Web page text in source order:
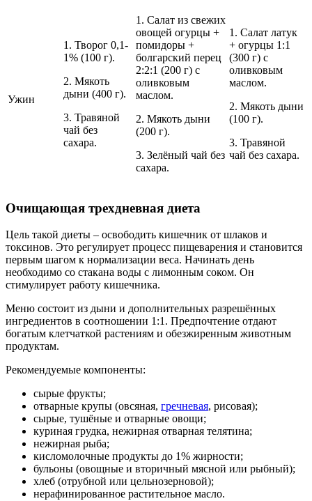
Ужин
1. Творог 0,1-
1% (100 г).
2. Мякоть
дыни (400 г).
3. Травяной
чай без
сахара.
1. Салат из свежих
овощей огурцы +
помидоры +
болгарский перец
2:2:1 (200 г) с
оливковым
маслом.
2. Мякоть дыни
(200 г).
3. Зелёный чай без
сахара.
1. Салат латук
+ огурцы 1:1
(300 г) с
оливковым
маслом.
2. Мякоть дыни
(100 г).
3. Травяной
чай без сахара.
Очищающая трехдневная диета
Цель такой диеты – освободить кишечник от шлаков и
токсинов. Это регулирует процесс пищеварения и становится
первым шагом к нормализации веса. Начинать день
необходимо со стакана воды с лимонным соком. Он
стимулирует работу кишечника.
Меню состоит из дыни и дополнительных разрешённых
ингредиентов в соотношении 1:1. Предпочтение отдают
богатым клетчаткой растениям и обезжиренным животным
продуктам.
Рекомендуемые компоненты:
сырые фрукты;
отварные крупы (овсяная, гречневая, рисовая);
сырые, тушёные и отварные овощи;
куриная грудка, нежирная отварная телятина;
нежирная рыба;
кисломолочные продукты до 1% жирности;
бульоны (овощные и вторичный мясной или рыбный);
хлеб (отрубной или цельнозерновой);
нерафинированное растительное масло.